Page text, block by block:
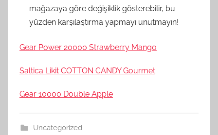
mağazaya göre değişiklik gösterebilir, bu
yüzden karşılaştırma yapmayı unutmayın!
Gear Power 20000 Strawberry Mango
Saltica Likit COTTON CANDY Gourmet
Gear 10000 Double Apple
Uncategorized